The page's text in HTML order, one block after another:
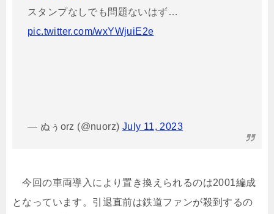
スタンプなしでも問題ないはず…
pic.twitter.com/wxYWjuiE2e
— ぬぅorz (@nuorz) July 11, 2023
今回の車両導入により置き換えられるのは2001編成
となっています。引退直前は鉄道ファンが殺到するの